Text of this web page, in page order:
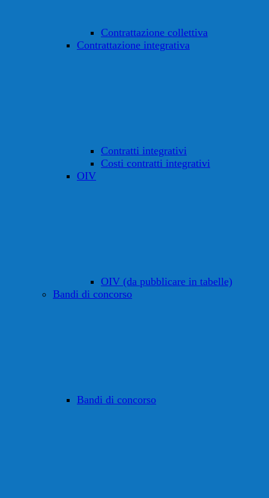
Contrattazione collettiva
Contrattazione integrativa
Contratti integrativi
Costi contratti integrativi
OIV
OIV (da pubblicare in tabelle)
Bandi di concorso
Bandi di concorso